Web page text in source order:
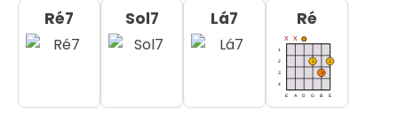
Ré7 Sol7 Lá7 Ré